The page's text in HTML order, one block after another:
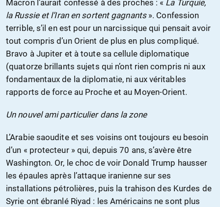
Macron l’aurait confessé à des proches : « La Turquie,
la Russie et l’Iran en sortent gagnants». Confession
terrible, s’il en est pour un narcissique qui pensait avoir
tout compris d’un Orient de plus en plus compliqué.
Bravo à Jupiter et à toute sa cellule diplomatique
(quatorze brillants sujets qui n’ont rien compris ni aux
fondamentaux de la diplomatie, ni aux véritables
rapports de force au Proche et au Moyen-Orient.
Un nouvel ami particulier dans la zone
L’Arabie saoudite et ses voisins ont toujours eu besoin
d’un « protecteur » qui, depuis 70 ans, s’avère être
Washington. Or, le choc de voir Donald Trump hausser
les épaules après l’attaque iranienne sur ses
installations pétrolières, puis la trahison des Kurdes de
Syrie ont ébranlé Riyad : les Américains ne sont plus